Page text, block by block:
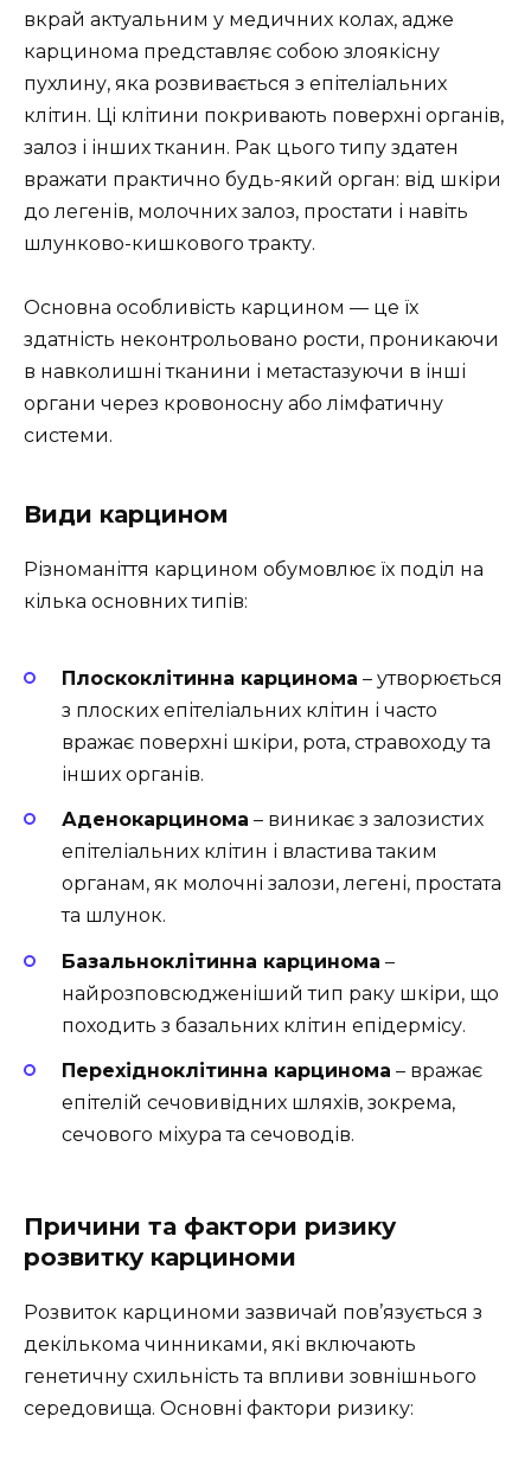
вкрай актуальним у медичних колах, адже
карцинома представляє собою злоякісну
пухлину, яка розвивається з епітеліальних
клітин. Ці клітини покривають поверхні органів,
залоз і інших тканин. Рак цього типу здатен
вражати практично будь-який орган: від шкіри
до легенів, молочних залоз, простати і навіть
шлунково-кишкового тракту.
Основна особливість карцином — це їх
здатність неконтрольовано рости, проникаючи
в навколишні тканини і метастазуючи в інші
органи через кровоносну або лімфатичну
системи.
Види карцином
Різноманіття карцином обумовлює їх поділ на
кілька основних типів:
Плоскоклітинна карцинома – утворюється
з плоских епітеліальних клітин і часто
вражає поверхні шкіри, рота, стравоходу та
інших органів.
Аденокарцинома – виникає з залозистих
епітеліальних клітин і властива таким
органам, як молочні залози, легені, простата
та шлунок.
Базальноклітинна карцинома –
найрозповсюдженіший тип раку шкіри, що
походить з базальних клітин епідермісу.
Перехідноклітинна карцинома – вражає
епітелій сечовивідних шляхів, зокрема,
сечового міхура та сечоводів.
Причини та фактори ризику
розвитку карциноми
Розвиток карциноми зазвичай пов’язується з
декількома чинниками, які включають
генетичну схильність та впливи зовнішнього
середовища. Основні фактори ризику: